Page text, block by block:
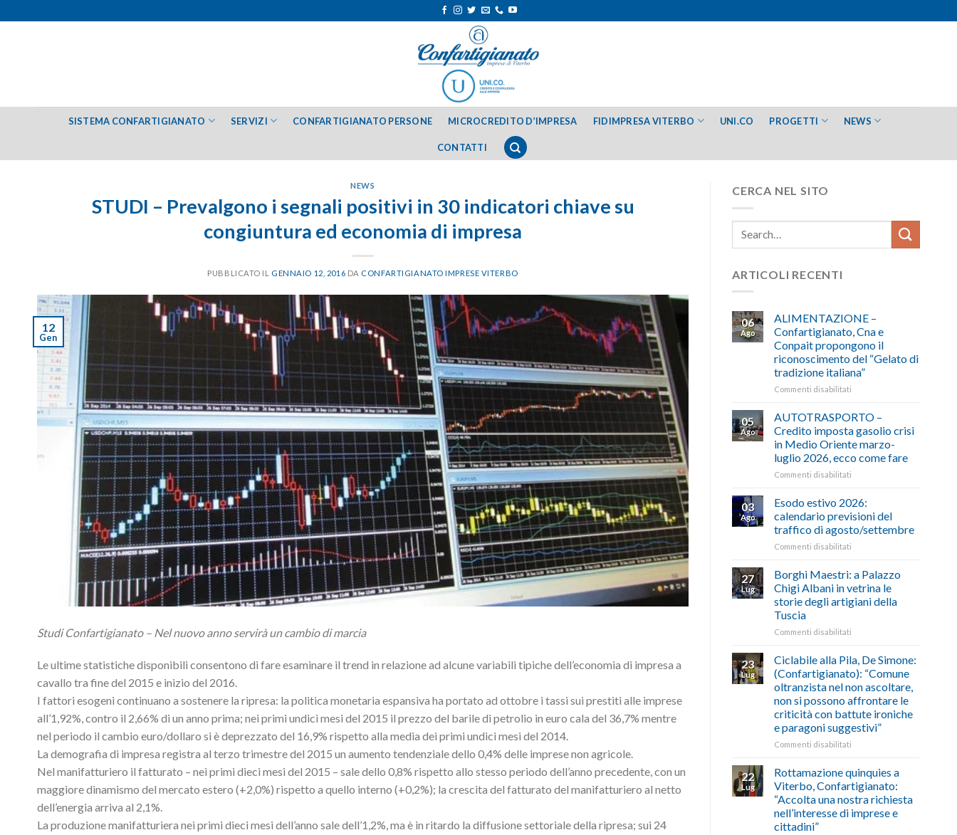
ai
SISTEMA CONFARTIGIANATO SERVIZI CONFARTIGIANATO PERSONE MICROCREDITO D’IMPRESA FIDIMPRESA VITERBO UNI.CO PROGETTI NEWS
CONTATTI
NEWS
STUDI – Prevalgono i segnali positivi in 30 indicatori chiave su
congiuntura ed economia di impresa
PUBBLICATO IL GENNAIO 12, 2016 DA CONFARTIGIANATO IMPRESE VITERBO
12
Gen
Studi Confartigianato – Nel nuovo anno servirà un cambio di marcia
Le ultime statistiche disponibili consentono di fare esaminare il trend in relazione ad alcune variabili tipiche dell’economia di impresa a
cavallo tra fine del 2015 e inizio del 2016.
I fattori esogeni continuano a sostenere la ripresa: la politica monetaria espansiva ha portato ad ottobre i tassi sui prestiti alle imprese
all’1,92%, contro il 2,66% di un anno prima; nei primi undici mesi del 2015 il prezzo del barile di petrolio in euro cala del 36,7% mentre
nel periodo il cambio euro/dollaro si è deprezzato del 16,9% rispetto alla media dei primi undici mesi del 2014.
La demografia di impresa registra al terzo trimestre del 2015 un aumento tendenziale dello 0,4% delle imprese non agricole.
Nel manifatturiero il fatturato – nei primi dieci mesi del 2015 – sale dello 0,8% rispetto allo stesso periodo dell’anno precedente, con un
maggiore dinamismo del mercato estero (+2,0%) rispetto a quello interno (+0,2%); la crescita del fatturato del manifatturiero al netto
dell’energia arriva al 2,1%.
La produzione manifatturiera nei primi dieci mesi dell’anno sale dell’1,2%, ma è in ritardo la diffusione settoriale della ripresa; sui 24
CERCA NEL SITO
ARTICOLI RECENTI
06
Ago
ALIMENTAZIONE –
Confartigianato, Cna e
Conpait propongono il
riconoscimento del “Gelato di
tradizione italiana”
Commenti disabilitati
–
Cna
e
Conpait
riconoscimento
del
“Gelato
di
05
Ago
AUTOTRASPORTO –
Credito imposta gasolio crisi
in Medio Oriente marzo-
luglio 2026, ecco come fare
Commenti disabilitati
–
imposta
gasolio
Medio
Oriente
marzo-
luglio
fare
03
Ago
Esodo estivo 2026:
calendario previsioni del
traffico di agosto/settembre
Commenti disabilitati
estivo
calendario
previsioni
agosto/settembre
27
Lug
Borghi Maestri: a Palazzo
Chigi Albani in vetrina le
storie degli artigiani della
Tuscia
Commenti disabilitati
Maestri:
Palazzo
Chigi
Albani
in
vetrina
artigiani
della
Tuscia
23
Lug
Ciclabile alla Pila, De Simone:
(Confartigianato): “Comune
oltranzista nel non ascoltare,
non si possono affrontare le
criticità con battute ironiche
e paragoni suggestivi”
Commenti disabilitati
alla
Pila,
De
Simone:
(Confartigianato):
22
Lug
Rottamazione quinquies a
Viterbo, Confartigianato:
“Accolta una nostra richiesta
nell’interesse di imprese e
cittadini”